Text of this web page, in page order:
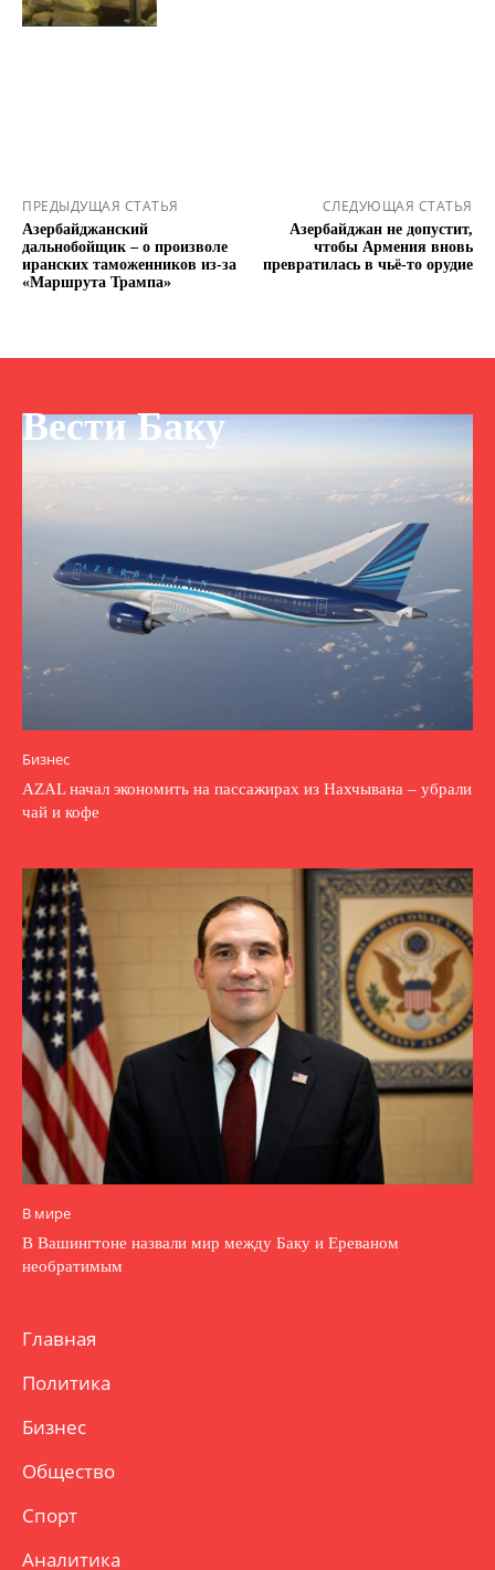
ПРЕДЫДУЩАЯ СТАТЬЯ
Азербайджанский
дальнобойщик – о произволе
иранских таможенников из-за
«Маршрута Трампа»
СЛЕДУЮЩАЯ СТАТЬЯ
Азербайджан не допустит,
чтобы Армения вновь
превратилась в чьё-то орудие
Вести Баку
Бизнес
AZAL начал экономить на пассажирах из Нахчывана – убрали
чай и кофе
В мире
В Вашингтоне назвали мир между Баку и Ереваном
необратимым
Главная
Политика
Бизнес
Общество
Спорт
Аналитика